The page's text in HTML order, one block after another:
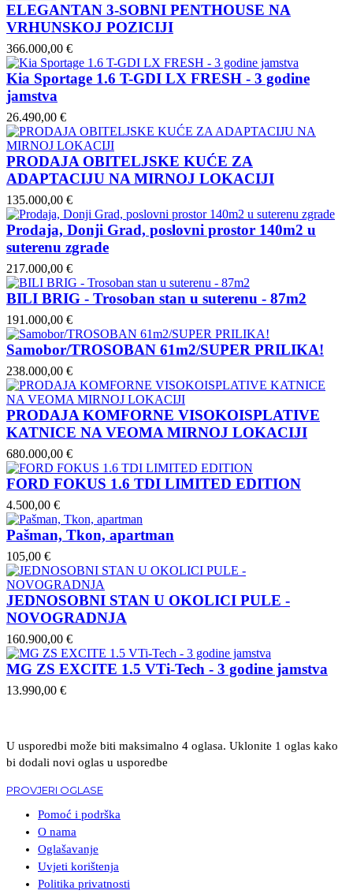
ELEGANTAN 3-SOBNI PENTHOUSE NA
VRHUNSKOJ POZICIJI
366.000,00 €
Kia Sportage 1.6 T-GDI LX FRESH - 3 godine
jamstva
26.490,00 €
PRODAJA OBITELJSKE KUĆE ZA
ADAPTACIJU NA MIRNOJ LOKACIJI
135.000,00 €
Prodaja, Donji Grad, poslovni prostor 140m2 u
suterenu zgrade
217.000,00 €
BILI BRIG - Trosoban stan u suterenu - 87m2
191.000,00 €
Samobor/TROSOBAN 61m2/SUPER PRILIKA!
238.000,00 €
PRODAJA KOMFORNE VISOKOISPLATIVE
KATNICE NA VEOMA MIRNOJ LOKACIJI
680.000,00 €
FORD FOKUS 1.6 TDI LIMITED EDITION
4.500,00 €
Pašman, Tkon, apartman
105,00 €
JEDNOSOBNI STAN U OKOLICI PULE -
NOVOGRADNJA
160.900,00 €
MG ZS EXCITE 1.5 VTi-Tech - 3 godine jamstva
13.990,00 €
U usporedbi može biti maksimalno 4 oglasa. Uklonite 1 oglas kako
bi dodali novi oglas u usporedbe
PROVJERI OGLASE
Pomoć i podrška
O nama
Oglašavanje
Uvjeti korištenja
Politika privatnosti